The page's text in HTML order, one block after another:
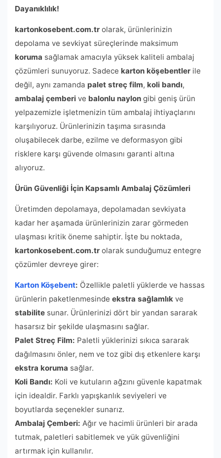
Dayanıklılık!
kartonkosebent.com.tr olarak, ürünlerinizin
depolama ve sevkiyat süreçlerinde maksimum
koruma sağlamak amacıyla yüksek kaliteli ambalaj
çözümleri sunuyoruz. Sadece karton köşebentler ile
değil, aynı zamanda palet streç film, koli bandı,
ambalaj çemberi ve balonlu naylon gibi geniş ürün
yelpazemizle işletmenizin tüm ambalaj ihtiyaçlarını
karşılıyoruz. Ürünlerinizin taşıma sırasında
oluşabilecek darbe, ezilme ve deformasyon gibi
risklere karşı güvende olmasını garanti altına
alıyoruz.
Ürün Güvenliği İçin Kapsamlı Ambalaj Çözümleri
Üretimden depolamaya, depolamadan sevkiyata
kadar her aşamada ürünlerinizin zarar görmeden
ulaşması kritik öneme sahiptir. İşte bu noktada,
kartonkosebent.com.tr olarak sunduğumuz entegre
çözümler devreye girer:
Karton Köşebent: Özellikle paletli yüklerde ve hassas
ürünlerin paketlenmesinde ekstra sağlamlık ve
stabilite sunar. Ürünlerinizi dört bir yandan sararak
hasarsız bir şekilde ulaşmasını sağlar.
Palet Streç Film: Paletli yüklerinizi sıkıca sararak
dağılmasını önler, nem ve toz gibi dış etkenlere karşı
ekstra koruma sağlar.
Koli Bandı: Koli ve kutuların ağzını güvenle kapatmak
için idealdir. Farklı yapışkanlık seviyeleri ve
boyutlarda seçenekler sunarız.
Ambalaj Çemberi: Ağır ve hacimli ürünleri bir arada
tutmak, paletleri sabitlemek ve yük güvenliğini
artırmak için kullanılır.